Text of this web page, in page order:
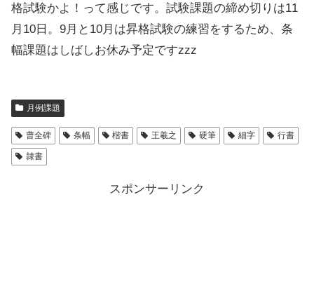
格試験かよ！って感じです。試験課題の締め切りは11
月10日。9月と10月は昇格試験の練習をするため、条
幅課題はしばしお休み予定ですzzz
月例課題
曹全碑 条幅 楷書 王羲之 硬筆 細字 行書
隷書
スポンサーリンク